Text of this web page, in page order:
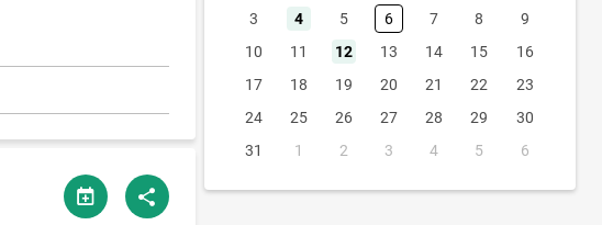
3
4 5 6 7 8
9
10
11 12 13 14 15
16
17
18 19 20 21 22
23
24
25 26 27 28 29
30
31
1 2 3 4 5 6